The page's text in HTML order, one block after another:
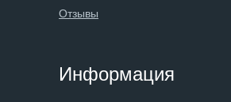
Отзывы
Информация